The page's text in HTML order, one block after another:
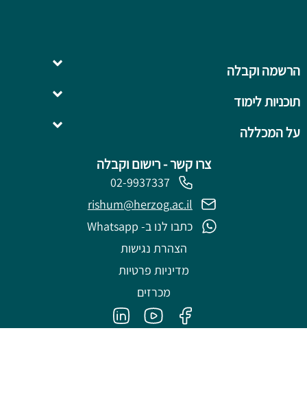
צרו קשר - רישום וקבלה
02-9937337
rishum@herzog.ac.il
כתבו לנו ב- Whatsapp
הצהרת נגישות
מדיניות פרטיות
מכרזים
על המכללה
תוכניות לימוד
הרשמה וקבלה